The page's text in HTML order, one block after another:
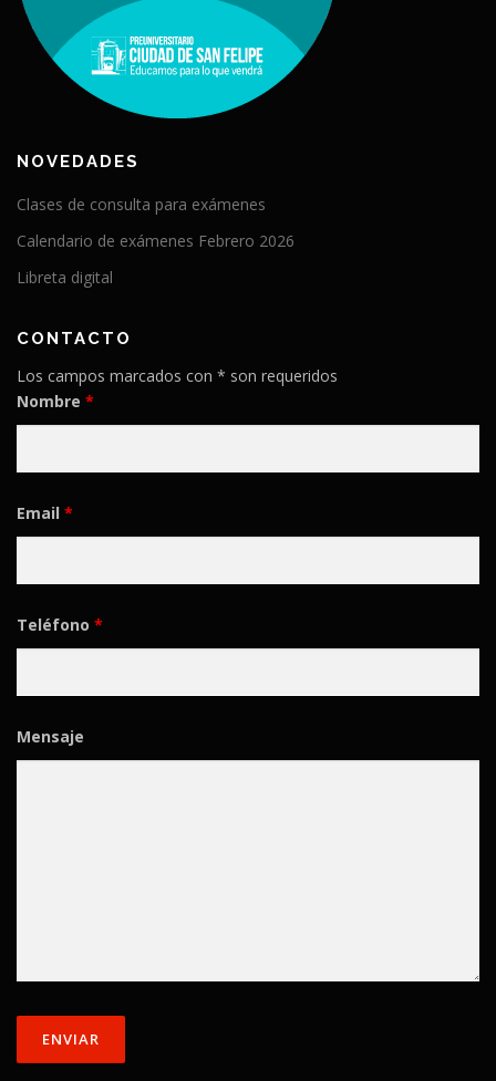
NOVEDADES
Clases de consulta para exámenes
Calendario de exámenes Febrero 2026
Libreta digital
CONTACTO
Los campos marcados con * son requeridos
Nombre *
Email *
Teléfono *
Mensaje